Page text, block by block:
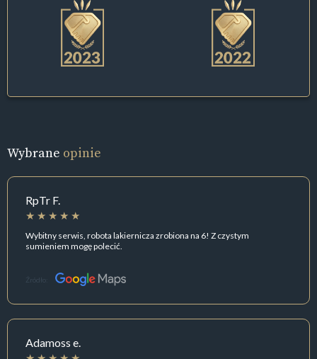
Wybrane opinie
RpTr F.
Wybitny serwis, robota lakiernicza zrobiona na 6! Z czystym
sumieniem mogę polecić.
Źródło:
Adamoss e.